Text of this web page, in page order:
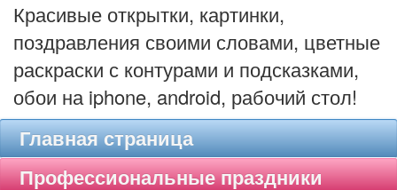
Красивые открытки, картинки,
поздравления своими словами, цветные
раскраски с контурами и подсказками,
обои на iphone, android, рабочий стол!
Главная страница
Профессиональные праздники